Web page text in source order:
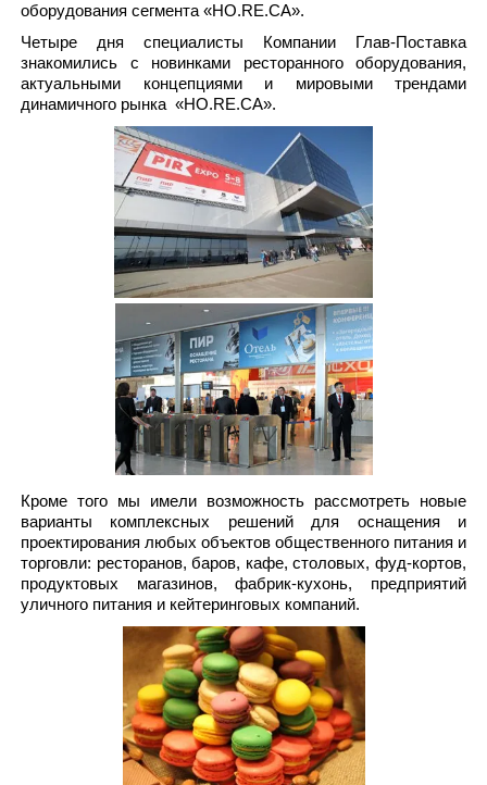
оборудования сегмента «HO.RE.CA».
Четыре дня специалисты Компании Глав-Поставка
знакомились с новинками ресторанного оборудования,
актуальными концепциями и мировыми трендами
динамичного рынка «HO.RE.CA».
Кроме того мы имели возможность рассмотреть новые
варианты комплексных решений для оснащения и
проектирования любых объектов общественного питания и
торговли: ресторанов, баров, кафе, столовых, фуд-кортов,
продуктовых магазинов, фабрик-кухонь, предприятий
уличного питания и кейтеринговых компаний.